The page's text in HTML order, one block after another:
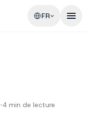
FR
•4 min de lecture